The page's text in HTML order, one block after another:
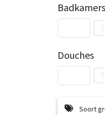
Douches
Badkamers
Soort